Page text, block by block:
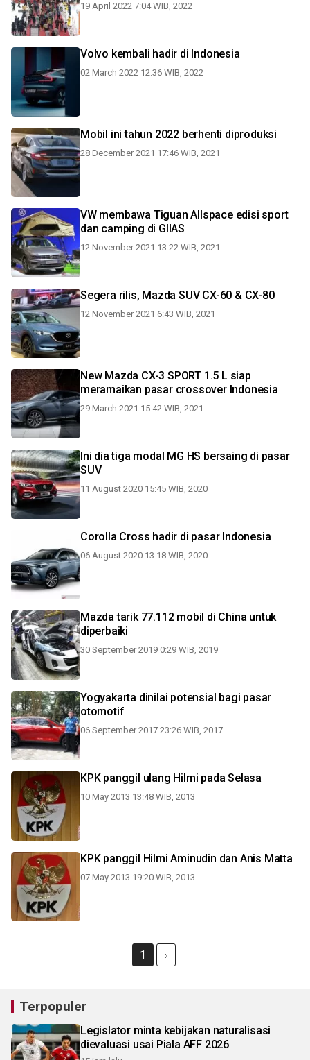
19 April 2022 7:04 WIB, 2022
Volvo kembali hadir di Indonesia
02 March 2022 12:36 WIB, 2022
Mobil ini tahun 2022 berhenti diproduksi
28 December 2021 17:46 WIB, 2021
VW membawa Tiguan Allspace edisi sport
dan camping di GIIAS
12 November 2021 13:22 WIB, 2021
Segera rilis, Mazda SUV CX-60 & CX-80
12 November 2021 6:43 WIB, 2021
New Mazda CX-3 SPORT 1.5 L siap
meramaikan pasar crossover Indonesia
29 March 2021 15:42 WIB, 2021
Ini dia tiga modal MG HS bersaing di pasar
SUV
11 August 2020 15:45 WIB, 2020
Corolla Cross hadir di pasar Indonesia
06 August 2020 13:18 WIB, 2020
Mazda tarik 77.112 mobil di China untuk
diperbaiki
30 September 2019 0:29 WIB, 2019
Yogyakarta dinilai potensial bagi pasar
otomotif
06 September 2017 23:26 WIB, 2017
KPK panggil ulang Hilmi pada Selasa
10 May 2013 13:48 WIB, 2013
KPK panggil Hilmi Aminudin dan Anis Matta
07 May 2013 19:20 WIB, 2013
1
Terpopuler
Legislator minta kebijakan naturalisasi
dievaluasi usai Piala AFF 2026